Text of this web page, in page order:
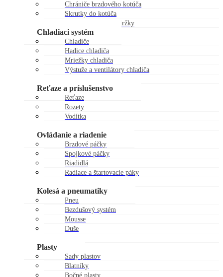
Chrániče brzdového kotúča
Skrutky do kotúča
Viečka brzdovej nádržky
Chladiaci systém
Chladiče
Hadice chladiča
Mriežky chladiča
Výstuže a ventilátory chladiča
Reťaze a príslušenstvo
Reťaze
Rozety
Vodítka
Ovládanie a riadenie
Brzdové páčky
Spojkové páčky
Riadidlá
Radiace a štartovacie páky
Kolesá a pneumatiky
Pneu
Bezdušový systém
Mousse
Duše
Plasty
Sady plastov
Blatníky
Bočné plasty